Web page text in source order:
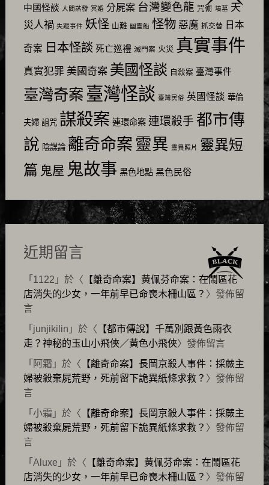
中國怪談 人間蒸發 冥婚 分屍案 台灣變色龍 咒術 墳墓 天
災人禍 失蹤事件 妖怪 山難 幽靈船 怪物 惡魔 抓交替 日本
奇案 日本怪談 死亡巡禮 滅門案 火災 真實事件
真實犯罪 美國奇案 美國怪談 自殺案 臺灣事件
臺灣奇案 臺灣怪談 臺灣民俗 英國怪談 華倫
夫婦 詛咒 謀殺案 連環命案 連環殺手 都市傳
說 陰謀論 離奇命案 靈異 靈異照片 靈異短
篇 鬼屋 鬼故事 黑色地點 黑色民俗
近期留言
「 1122 」於〈 【離奇命案】黃佩芬命案：在鬧區花
店消失的少女，一年前早已命喪木柵山區？ 〉發佈留
言
「 junjikilin 」於〈 【都市傳說】千萬別跟黃色雨衣
走？神秘的玉山小飛俠／黃色小飛俠〉發佈留言
「 阿霜 」於〈 【離奇命案】長岡京殺人事件：採蕨主
婦被殺棄屍荒野，死前留下詭異紙條求救？ 〉發佈留
言
「 小霜 」於〈 【離奇命案】長岡京殺人事件：採蕨主
婦被殺棄屍荒野，死前留下詭異紙條求救？ 〉發佈留
言
「 Aluxe 」於〈 【離奇命案】黃佩芬命案：在鬧區花
店消失的少女，一年前早已命喪木柵山區？ 〉發佈留